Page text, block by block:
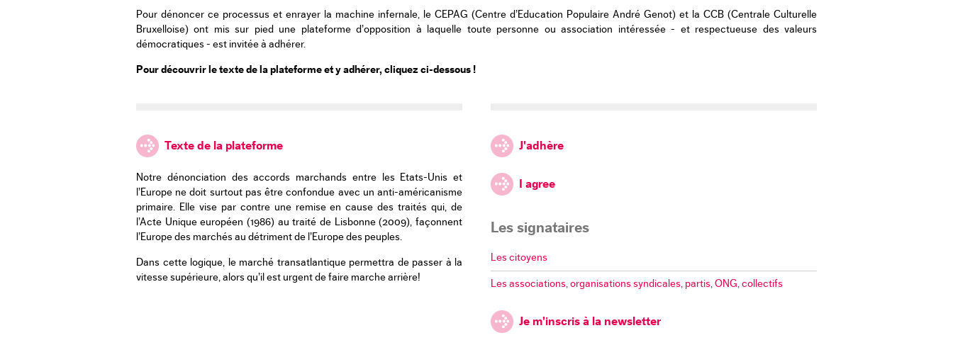
Pour dénoncer ce processus et enrayer la machine infernale,
le CEPAG (Centre d’Education Populaire André Genot) et la CCB (Centrale Culturelle
Bruxelloise) ont mis sur pied une plateforme d’opposition à laquelle toute personne ou association intéressée - et respectueuse des valeurs
démocratiques - est invitée à adhérer.
Pour découvrir le texte de la plateforme et y adhérer, cliquez ci-dessous !
Texte de la plateforme
Notre dénonciation des accords marchands entre les Etats-Unis et
l’Europe ne doit surtout pas être confondue avec un anti-américanisme
primaire. Elle vise par contre une remise en cause des traités qui, de
l’Acte Unique européen (1986) au traité de Lisbonne (2009), façonnent
l’Europe des marchés au détriment de l’Europe des peuples.
Dans cette logique, le marché transatlantique permettra de passer à la
vitesse supérieure, alors qu’il est urgent de faire marche arrière!
J'adhère
I agree
Les signataires
Les citoyens
Les associations, organisations syndicales, partis, ONG, collectifs
Je m'inscris à la newsletter